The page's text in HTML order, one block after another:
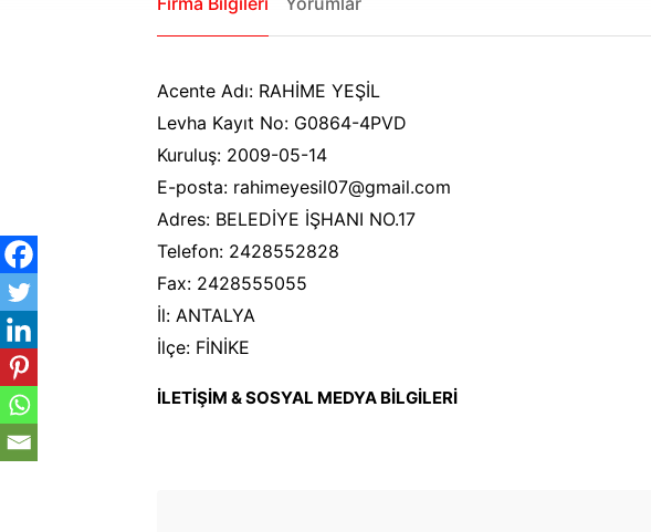
Acente Adı: RAHİME YEŞİL
Levha Kayıt No: G0864-4PVD
Kuruluş: 2009-05-14
E-posta: rahimeyesil07@gmail.com
Adres: BELEDİYE İŞHANI NO.17
Telefon: 2428552828
Fax: 2428555055
İl: ANTALYA
İlçe: FİNİKE
İLETİŞİM & SOSYAL MEDYA BİLGİLERİ